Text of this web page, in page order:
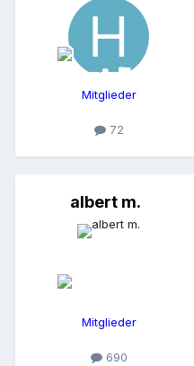
Mitglieder
72
albert m.
Mitglieder
690